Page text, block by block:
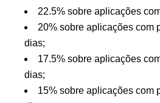
22.5% sobre aplicações
20% sobre aplicações com
dias;
17.5% sobre aplicações
dias;
15% sobre aplicações com